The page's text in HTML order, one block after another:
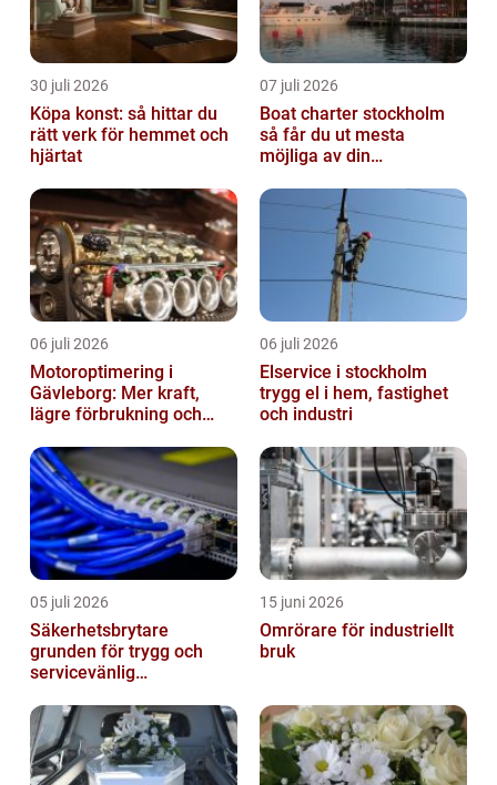
30 juli 2026
Köpa konst: så hittar du
rätt verk för hemmet och
hjärtat
07 juli 2026
Boat charter stockholm
så får du ut mesta
möjliga av din
06 juli 2026
Motoroptimering i
Gävleborg: Mer kraft,
lägre förbrukning och
06 juli 2026
Elservice i stockholm
trygg el i hem, fastighet
och industri
05 juli 2026
Säkerhetsbrytare
grunden för trygg och
servicevänlig
15 juni 2026
Omrörare för industriellt
bruk